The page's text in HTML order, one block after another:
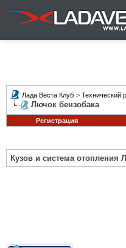
Лада Веста Клуб > Технический
Лючок бензобака
Регистрация
Кузов и система отопления